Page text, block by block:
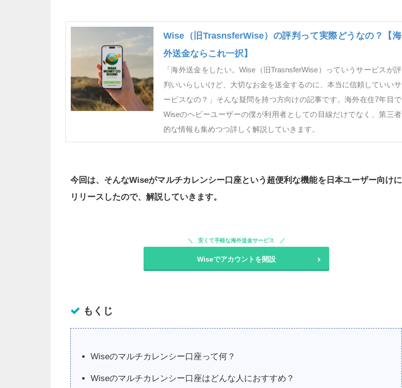
Wise（旧TrasnsferWise）の評判って実際どうなの？【海
外送金ならこれ一択】
「海外送金をしたい。Wise（旧TrasnsferWise）っていうサービスが評
判いいらしいけど、大切なお金を送金するのに、本当に信頼していいサ
ービスなの？」そんな疑問を持つ方向けの記事です。海外在住7年目で
Wiseのヘビーユーザーの僕が利用者としての目線だけでなく、第三者
的な情報も集めつつ詳しく解説していきます。
今回は、そんなWiseがマルチカレンシー口座という超便利な機能を日本ユーザー向けに
リリースしたので、解説していきます。
安くて手軽な海外送金サービス
Wiseでアカウントを開設
もくじ
Wiseのマルチカレンシー口座って何？
Wiseのマルチカレンシー口座はどんな人におすすめ？